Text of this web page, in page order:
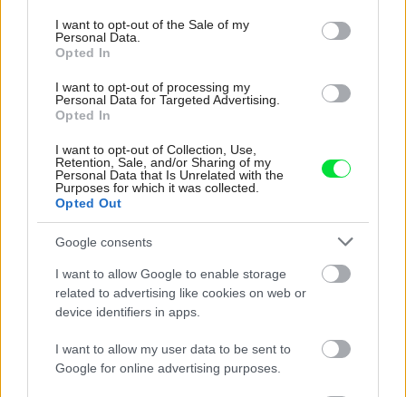
consent section.
I want to opt-out of the Sale of my
Personal Data.
Opted In
I want to opt-out of processing my
Personal Data for Targeted Advertising.
Opted In
I want to opt-out of Collection, Use,
Retention, Sale, and/or Sharing of my
Personal Data that Is Unrelated with the
Purposes for which it was collected.
Opted Out
Google consents
I want to allow Google to enable storage
related to advertising like cookies on web or
device identifiers in apps.
I want to allow my user data to be sent to
Google for online advertising purposes.
Pridajte túto surovinu do prania, obliečky
budú hladšie a pevnejšie. Starý trik z
hotelov poznali už naše babičky